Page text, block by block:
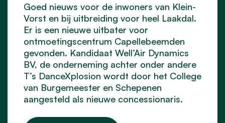
Goed nieuws voor de inwoners van Klein-
Vorst en bij uitbreiding voor heel Laakdal.
Er is een nieuwe uitbater voor
ontmoetingscentrum Capellebeemden
gevonden. Kandidaat Well’Air Dynamics
BV, de onderneming achter onder andere
T’s DanceXplosion wordt door het College
van Burgemeester en Schepenen
aangesteld als nieuwe concessionaris.